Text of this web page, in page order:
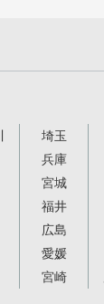
埼玉
兵庫
宮城
福井
広島
愛媛
宮崎